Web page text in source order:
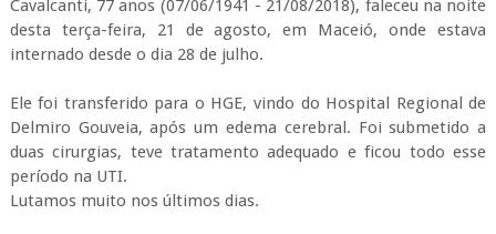
Cavalcanti, 77 anos (07/06/1941 - 21/08/2018), faleceu na noite
desta terça-feira, 21 de agosto, em Maceió, onde estava
internado desde o dia 28 de julho.
Ele foi transferido para o HGE, vindo do Hospital Regional de
Delmiro Gouveia, após um edema cerebral. Foi submetido a
duas cirurgias, teve tratamento adequado e ficou todo esse
período na UTI.
Lutamos muito nos últimos dias.